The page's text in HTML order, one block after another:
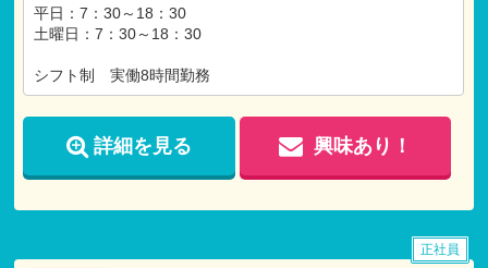
上）
・東京都キャリアアップ手当
※マイカー通勤可能（駐車場有）
平日：7：30～18：30
土曜日：7：30～18：30
シフト制 実働8時間勤務
詳細を見る 興味あり！
正社員